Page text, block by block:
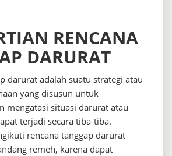
RENCANA
DARURAT
darurat adalah suatu strategi atau
yang disusun untuk
mengatasi situasi darurat atau
terjadi secara tiba-tiba.
rencana tanggap darurat
remeh, karena dapat